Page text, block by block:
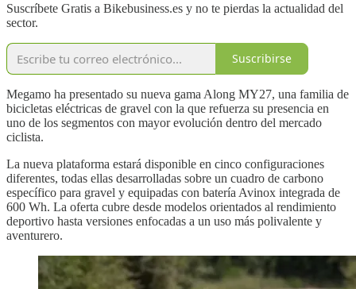
Suscríbete Gratis a Bikebusiness.es y no te pierdas la actualidad del
sector.
Suscribirse
Megamo ha presentado su nueva gama Along MY27, una familia de
bicicletas eléctricas de gravel con la que refuerza su presencia en
uno de los segmentos con mayor evolución dentro del mercado
ciclista.
La nueva plataforma estará disponible en cinco configuraciones
diferentes, todas ellas desarrolladas sobre un cuadro de carbono
específico para gravel y equipadas con batería Avinox integrada de
600 Wh. La oferta cubre desde modelos orientados al rendimiento
deportivo hasta versiones enfocadas a un uso más polivalente y
aventurero.